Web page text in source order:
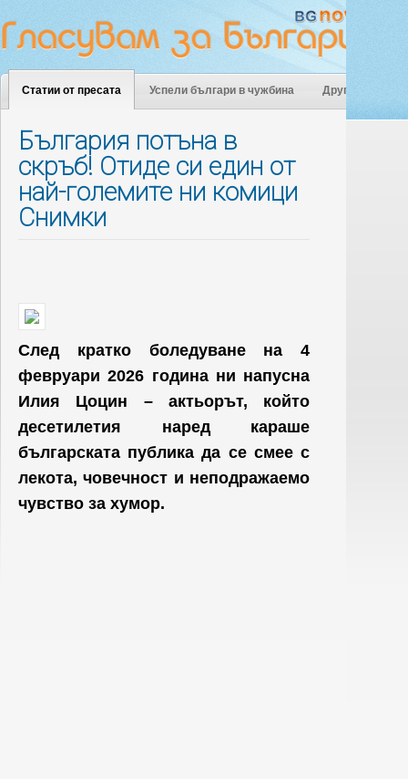
Статии от пресата Успели българи в чужбина Други
България потъна в
скръб! Отиде си един от
най-големите ни комици
Снимки
След кратко боледуване на 4
февруари 2026 година ни напусна
Илия Цоцин – актьорът, който
десетилетия наред караше
българската публика да се смее с
лекота, човечност и неподражаемо
чувство за хумор.